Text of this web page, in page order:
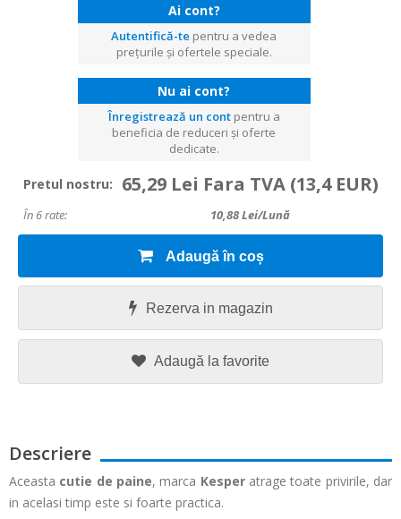
Ai cont?
Autentifică-te pentru a vedea
prețurile și ofertele speciale.
Nu ai cont?
Înregistrează un contpentru a
beneficia de reduceri și oferte
dedicate.
Pretul nostru: 65,29 Lei Fara TVA (13,4 EUR)
În 6 rate: 10,88Lei/lună
Adaugă în coș
Rezerva in magazin
Adaugă la favorite
Descriere
Aceasta cutie de paine, marca Kesperatrage toate privirile, dar
in acelasi timp este si foarte practica.